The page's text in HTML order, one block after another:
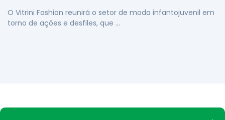
O Vitrini Fashion reunirá o setor de moda infantojuvenil em
torno de ações e desfiles, que …